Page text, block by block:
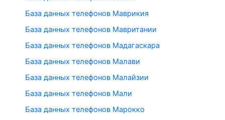
База данных телефонов Маврикия
База данных телефонов Мавритании
База данных телефонов Мадагаскара
База данных телефонов Малави
База данных телефонов Малайзии
База данных телефонов Мали
База данных телефонов Марокко